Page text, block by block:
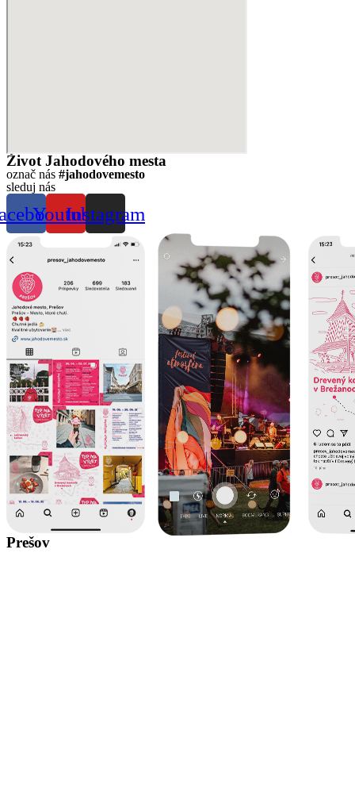
Život Jahodového mesta
označ nás #jahodovemesto
sleduj nás
YoutubeInstagram
Prešov